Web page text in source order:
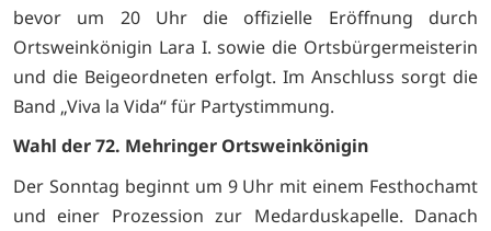
bevor um 20 Uhr die offizielle Eröffnung durch
Ortsweinkönigin Lara I. sowie die Ortsbürgermeisterin
und die Beigeordneten erfolgt. Im Anschluss sorgt die
Band „Viva la Vida“ für Partystimmung.
Wahl der 72. Mehringer Ortsweinkönigin
Der Sonntag beginnt um 9 Uhr mit einem Festhochamt
und einer Prozession zur Medarduskapelle. Danach